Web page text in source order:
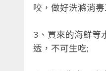
咬，做好洗滌消
3、買來的海鮮等
透，不可生吃;